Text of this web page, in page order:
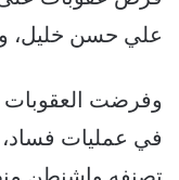
علي حسن خليل،
وفرضت العقوبات
في عمليات فساد،